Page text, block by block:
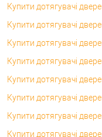
Купити дотягувачі
Купити дотягувачі
Купити дотягувачі
Купити дотягувачі
Купити дотягувачі
Купити дотягувачі
Купити дотягувачі
Купити дотягувачі